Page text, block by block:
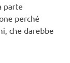
parte
perché
che darebbe